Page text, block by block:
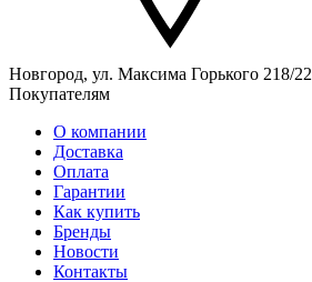
Новгород, ул. Максима Горького 218/22
Покупателям
О компании
Доставка
Оплата
Гарантии
Как купить
Бренды
Новости
Контакты